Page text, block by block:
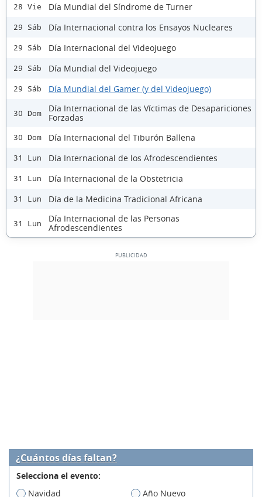
28 Vie Día Mundial del Síndrome de Turner
29 Sáb Día Internacional contra los Ensayos Nucleares
29 Sáb Día Internacional del Videojuego
29 Sáb Día Mundial del Videojuego
29 Sáb Día Mundial del Gamer (y del Videojuego)
30 Dom
Día Internacional de las Víctimas de Desapariciones
Forzadas
30 Dom Día Internacional del Tiburón Ballena
31 Lun Día Internacional de los Afrodescendientes
31 Lun Día Internacional de la Obstetricia
31 Lun Día de la Medicina Tradicional Africana
31 Lun
Día Internacional de las Personas
Afrodescendientes
¿Cuántos días faltan?
Selecciona el evento:
Navidad
Año Nuevo